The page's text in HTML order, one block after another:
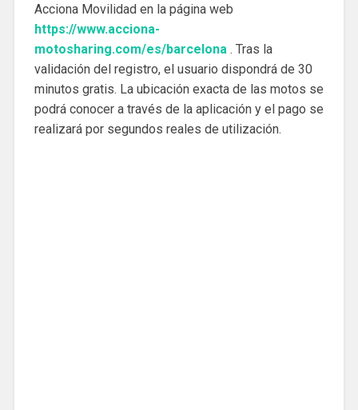
Acciona Movilidad en la página web
https://www.acciona-
motosharing.com/es/barcelona. Tras la
validación del registro, el usuario dispondrá de 30
minutos gratis. La ubicación exacta de las motos se
podrá conocer a través de la aplicación y el pago se
realizará por segundos reales de utilización.